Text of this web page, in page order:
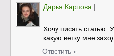
Дарья Карпова |
Хочу писать статью.
какую ветку мне
Ответить »